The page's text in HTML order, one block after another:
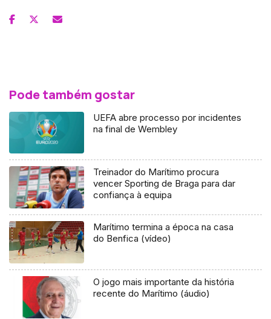
Pode também gostar
UEFA abre processo por incidentes
na final de Wembley
Treinador do Marítimo procura
vencer Sporting de Braga para dar
confiança à equipa
Marítimo termina a época na casa
do Benfica (vídeo)
O jogo mais importante da história
recente do Marítimo (áudio)